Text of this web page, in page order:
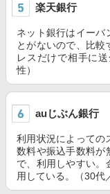
楽天銀行
ネット銀行はイーバ
とがないので、比較
レスだけで相手に
性）
auじぶん銀行
利用状況によっての
数料や振込手数料が
で、利用しやすい。
用している。（30代